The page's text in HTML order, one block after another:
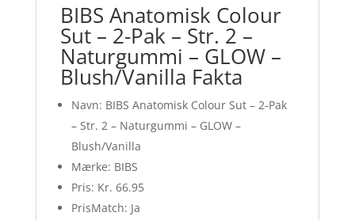
BIBS Anatomisk Colour
Sut – 2-Pak – Str. 2 –
Naturgummi – GLOW –
Blush/Vanilla Fakta
Navn: BIBS Anatomisk Colour Sut – 2-Pak
– Str. 2 – Naturgummi – GLOW –
Blush/Vanilla
Mærke: BIBS
Pris: Kr. 66.95
PrisMatch: Ja